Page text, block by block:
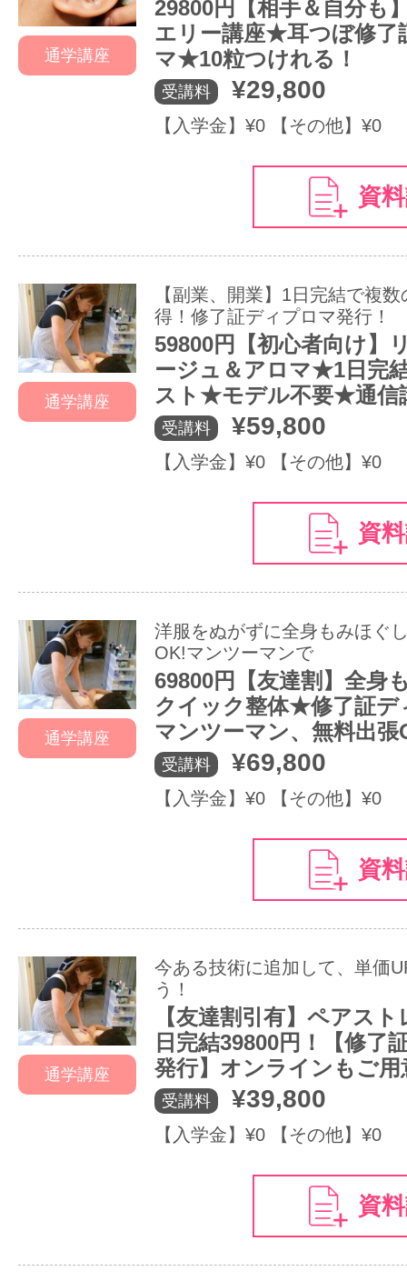
通学講座
29800円【相手＆自分も
エリー講座★耳つぼ修了
マ★10粒つけれる！
受講料 ¥29,800
【入学金】¥0 【その他】¥0
資
通学講座
【副業、開業】1日完結で複
得！修了証ディプロマ発行！
59800円【初心者向け】
ージュ＆アロマ★1日完
スト★モデル不要★通信
受講料 ¥59,800
【入学金】¥0 【その他】¥0
資
通学講座
洋服をぬがずに全身もみほぐ
OK!マンツーマンで
69800円【友達割】全身
クイック整体★修了証
マンツーマン、無料出張
受講料 ¥69,800
【入学金】¥0 【その他】¥0
資
通学講座
今ある技術に追加して、単価
う！
【友達割引有】ペアス
日完結39800円！【修了
発行】オンラインもご用
受講料 ¥39,800
【入学金】¥0 【その他】¥0
資